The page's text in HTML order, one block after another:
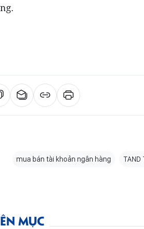
mua bán tài khoản ngân hàng TAND
MỤC